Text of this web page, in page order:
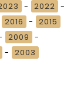
- 2022 -
2016 - 2015
2009 -
- 2003